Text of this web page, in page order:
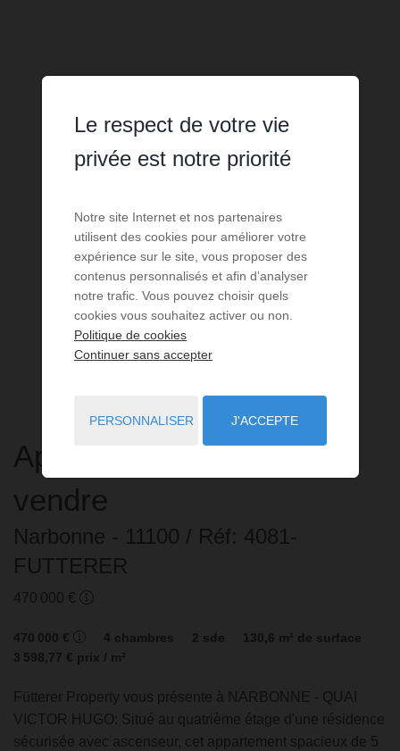
Appartement 5 pièces à
vendre
Narbonne - 11100 / Réf: 4081-
FUTTERER
470 000 €
470 000 € 4 chambres 2 sde 130,6 m² de surface
3 598,77 € prix / m²
Fütterer Property vous présente à NARBONNE - QUAI
VICTOR HUGO: Situé au quatrième étage d'une résidence
sécurisée avec ascenseur, cet appartement spacieux de 5
Le respect de votre vie
privée est notre priorité
Notre site Internet et nos partenaires
utilisent des cookies pour améliorer votre
expérience sur le site, vous proposer des
contenus personnalisés et afin d’analyser
notre trafic. Vous pouvez choisir quels
cookies vous souhaitez activer ou non.
Politique de cookies
Continuer sans accepter
PERSONNALISER J'ACCEPTE